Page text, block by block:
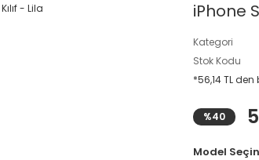
iPhone
Kategori
Stok Kodu
*56,14 TL
%40
Model